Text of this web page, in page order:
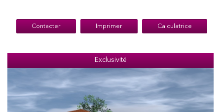
Contacter Imprimer Calculatrice
Exclusivité